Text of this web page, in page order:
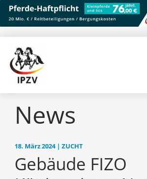
News
18. März 2024 | ZUCHT
Gebäude FIZO